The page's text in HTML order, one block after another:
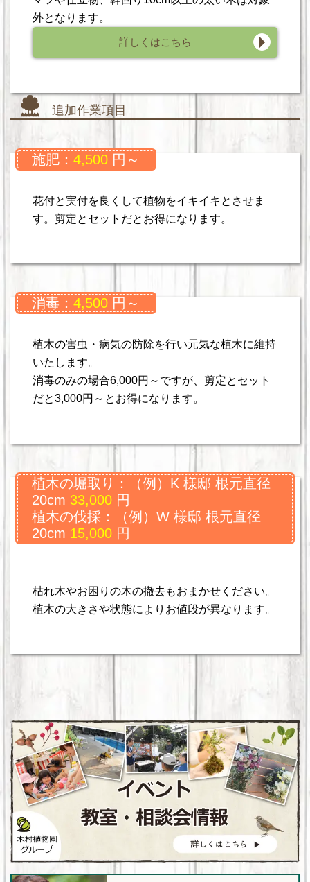
外となります。
詳しくはこちら
追加作業項目
施肥： 4,500 円～
花付と実付を良くして植物をイキイキとさせま
す。剪定とセットだとお得になります。
消毒： 4,500 円～
植木の害虫・病気の防除を行い元気な植木に維持
いたします。
消毒のみの場合6,000円～ですが、剪定とセット
だと3,000円～とお得になります。
植木の堀取り：（例）K 様邸 根元直径
20cm 33,000 円
植木の伐採：（例）W 様邸 根元直径
20cm 15,000 円
枯れ木やお困りの木の撤去もおまかせください。
植木の大きさや状態によりお値段が異なります。